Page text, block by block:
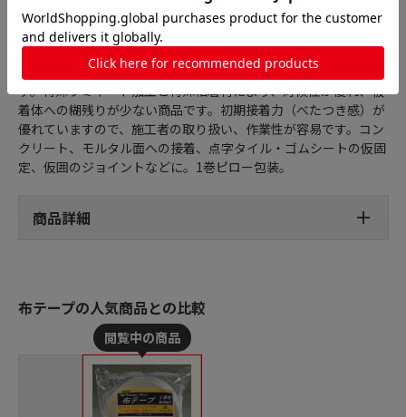
テープにとって過酷な環境である、駅の改修工事（床、壁）向け
に設計を組み立てた工事用粘着テープです。人の往来が多い場所
に設置しても剥れない強粘着力、破れない耐剛性を有していま
す。特殊ラミネート加工と特殊粘着材により、対候性が優れ、被
着体への糊残りが少ない商品です。初期接着力（べたつき感）が
優れていますので、施工者の取り扱い、作業性が容易です。コン
クリート、モルタル面への接着、点字タイル・ゴムシートの仮固
定、仮囲のジョイントなどに。1巻ピロー包装。
商品詳細
布テープの人気商品との比較